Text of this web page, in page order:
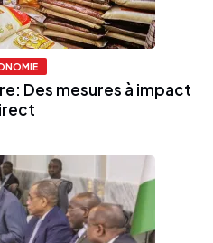
Des mesures à impact